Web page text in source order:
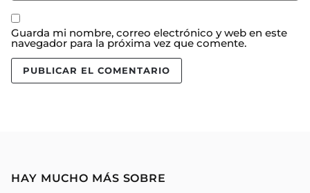
Guarda mi nombre, correo electrónico y web en este
navegador para la próxima vez que comente.
HAY MUCHO MÁS SOBRE